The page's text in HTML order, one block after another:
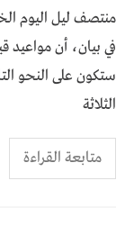
في بيان، أن مواعيد
ستكون على النحو
الثلاثة
متابعة القراءة